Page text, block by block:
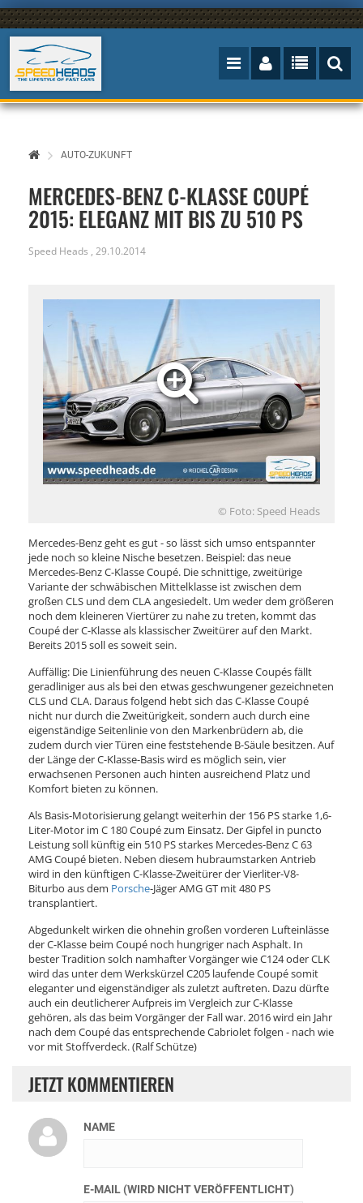
AUTO-ZUKUNFT
MERCEDES-BENZ C-KLASSE COUPÉ
2015: ELEGANZ MIT BIS ZU 510 PS
Speed Heads , 29.10.2014
© Foto: Speed Heads
Mercedes-Benz geht es gut - so lässt sich umso entspannter
jede noch so kleine Nische besetzen. Beispiel: das neue
Mercedes-Benz C-Klasse Coupé. Die schnittige, zweitürige
Variante der schwäbischen Mittelklasse ist zwischen dem
großen CLS und dem CLA angesiedelt. Um weder dem größeren
noch dem kleineren Viertürer zu nahe zu treten, kommt das
Coupé der C-Klasse als klassischer Zweitürer auf den Markt.
Bereits 2015 soll es soweit sein.
Auffällig: Die Linienführung des neuen C-Klasse Coupés fällt
geradliniger aus als bei den etwas geschwungener gezeichneten
CLS und CLA. Daraus folgend hebt sich das C-Klasse Coupé
nicht nur durch die Zweitürigkeit, sondern auch durch eine
eigenständige Seitenlinie von den Markenbrüdern ab, die
zudem durch vier Türen eine feststehende B-Säule besitzen. Auf
der Länge der C-Klasse-Basis wird es möglich sein, vier
erwachsenen Personen auch hinten ausreichend Platz und
Komfort bieten zu können.
Als Basis-Motorisierung gelangt weiterhin der 156 PS starke 1,6-
Liter-Motor im C 180 Coupé zum Einsatz. Der Gipfel in puncto
Leistung soll künftig ein 510 PS starkes Mercedes-Benz C 63
AMG Coupé bieten. Neben diesem hubraumstarken Antrieb
wird in den künftigen C-Klasse-Zweitürer der Vierliter-V8-
Biturbo aus dem Porsche-Jäger AMG GT mit 480 PS
transplantiert.
Abgedunkelt wirken die ohnehin großen vorderen Lufteinlässe
der C-Klasse beim Coupé noch hungriger nach Asphalt. In
bester Tradition solch namhafter Vorgänger wie C124 oder CLK
wird das unter dem Werkskürzel C205 laufende Coupé somit
eleganter und eigenständiger als zuletzt auftreten. Dazu dürfte
auch ein deutlicherer Aufpreis im Vergleich zur C-Klasse
gehören, als das beim Vorgänger der Fall war. 2016 wird ein Jahr
nach dem Coupé das entsprechende Cabriolet folgen - nach wie
vor mit Stoffverdeck. (Ralf Schütze)
JETZT KOMMENTIEREN
NAME
E-MAIL (WIRD NICHT VERÖFFENTLICHT)